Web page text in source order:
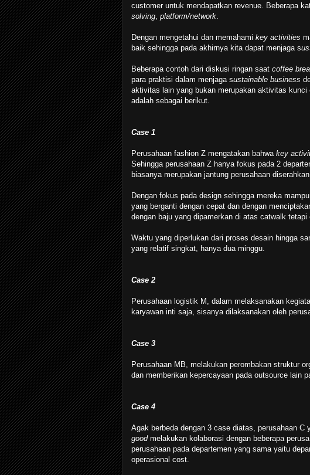
customer untuk mendapatkan revenue. Beberapa
solving platform/network
Dengan mengetahui dan memahami key activities
baik sehingga pada akhirnya kita dapat menjaga s
Beberapa contoh dari diskusi ringan saat coffee
para praktisi dalam menjaga sustainable business
aktivitas lain yang bukan merupakan aktivitas
adalah sebagai berikut.
Case 1
Perusahaan fashion Z mengatakan bahwa key
Sehingga perusahaan Z hanya fokus pada 2
biasanya merupakan jantung perusahaan
Dengan fokus pada design sehingga mereka
yang berganti dengan cepat dan dengan
dengan baju yang dipamerkan di atas catwalk tetapi
Waktu yang diperlukan dari proses desain hingga
yang relatif singkat, hanya dua minggu.
Case 2
Perusahaan logistik M, dalam melaksanakan
karyawan inti saja, sisanya dilaksanakan oleh
Case 3
Perusahaan MB, melakukan perombakan struktur
dan memberikan kepercayaan pada outsource lain
Case 4
Agak berbeda dengan 3 case diatas, perusahaan C
goodmelakukan kolaborasi dengan beberapa
perusahaan pada departemen yang sama yaitu
operasional cost.